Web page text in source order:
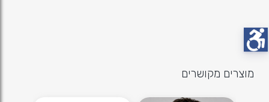
מוצרים מקושרים